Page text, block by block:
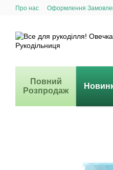
Перейти до основного
Про нас Оформлення
Повний
Розпродаж